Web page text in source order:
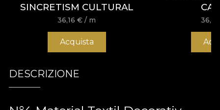
SINCRETISM CULTURAL
36,16€ / m
Acquista
DESCRIZIONE